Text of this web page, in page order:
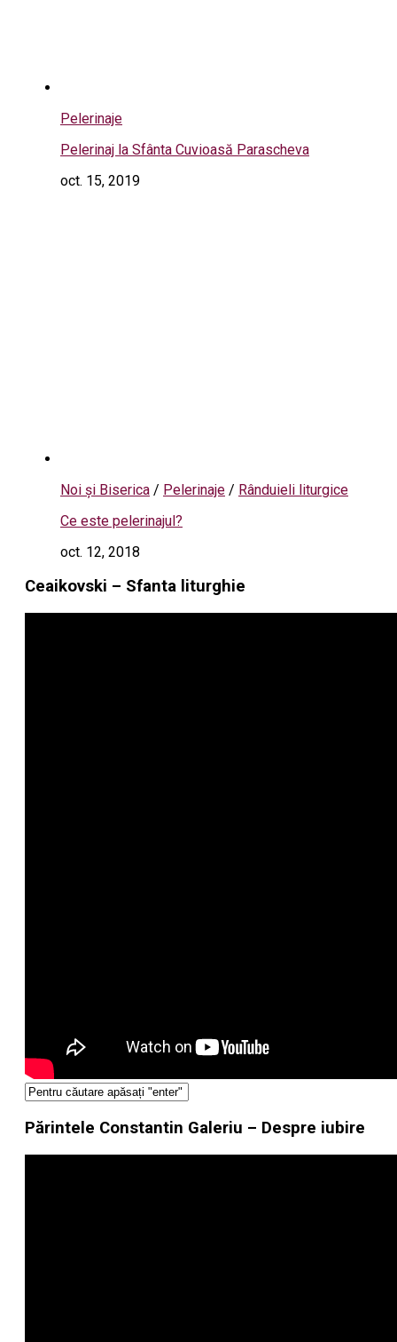
Pelerinaje
Pelerinaj la Sfânta Cuvioasă Parascheva
oct. 15, 2019
Noi și Biserica / Pelerinaje / Rânduieli liturgice
Ce este pelerinajul?
oct. 12, 2018
Ceaikovski – Sfanta liturghie
Părintele Constantin Galeriu – Despre iubire